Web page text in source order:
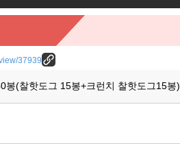
37939
봉(찰핫도그 15봉+크런치 찰핫도그15봉)